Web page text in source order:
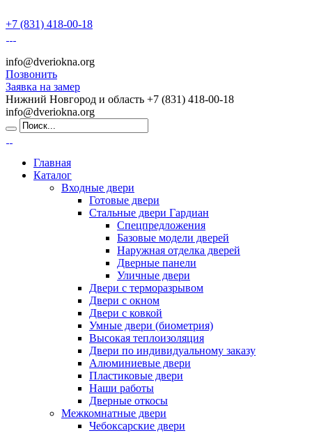
+7 (831) 418-00-18
info@dveriokna.org
Позвонить
Заявка на замер
Нижний Новгород и область +7 (831) 418-00-18
info@dveriokna.org
Главная
Каталог
Входные двери
Готовые двери
Стальные двери Гардиан
Спецпредложения
Базовые модели дверей
Наружная отделка дверей
Дверные панели
Уличные двери
Двери с терморазрывом
Двери с окном
Двери с ковкой
Умные двери (биометрия)
Высокая теплоизоляция
Двери по индивидуальному заказу
Алюминиевые двери
Пластиковые двери
Наши работы
Дверные откосы
Межкомнатные двери
Чебоксарские двери